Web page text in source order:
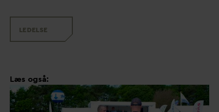
LEDELSE
Læs også: